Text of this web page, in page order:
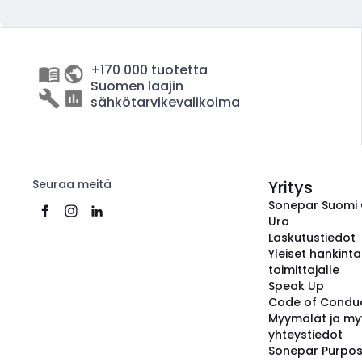
+170 000 tuotetta
Suomen laajin
sähkötarvikevalikoima
Seuraa meitä Yritys
Sonepar Suomi
Ura
Laskutustiedot
Yleiset
toimittajalle
Speak Up
Code of
Myymälät ja
yhteystiedot
Sonepar